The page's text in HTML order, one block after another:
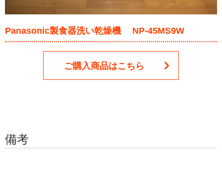
Panasonic製食器洗い乾燥機 NP-45MS9W
ご購入商品はこちら
備考